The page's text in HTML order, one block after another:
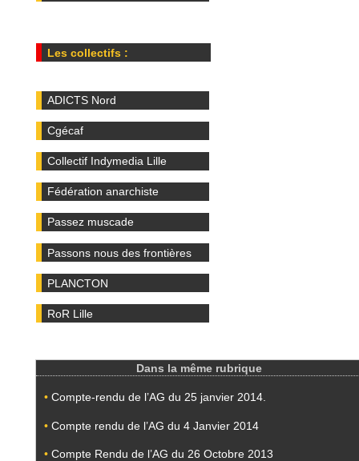
Les collectifs :
ADICTS Nord
Cgécaf
Collectif Indymedia Lille
Fédération anarchiste
Passez muscade
Passons nous des frontières
PLANCTON
RoR Lille
Dans la même rubrique
• Compte-rendu de l’AG du 25 janvier 2014.
• Compte rendu de l’AG du 4 Janvier 2014
• Compte Rendu de l’AG du 26 Octobre 2013